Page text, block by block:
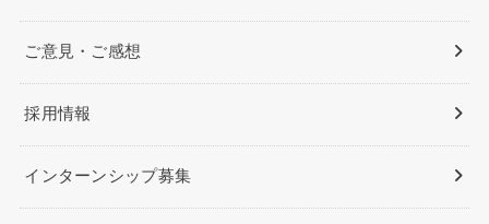
ご意見・ご感想
採用情報
インターンシップ募集